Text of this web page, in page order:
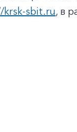
sbit.ru, в